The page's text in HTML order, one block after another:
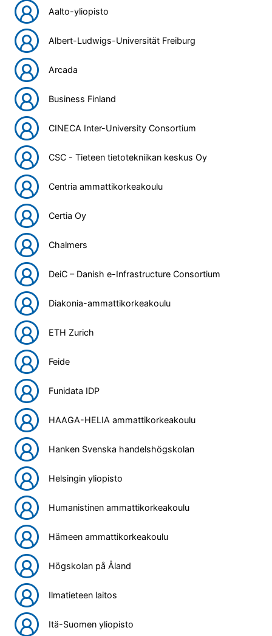
Aalto-yliopisto
Albert-Ludwigs-Universität Freiburg
Arcada
Business Finland
CINECA Inter-University Consortium
CSC - Tieteen tietotekniikan keskus Oy
Centria ammattikorkeakoulu
Certia Oy
Chalmers
DeiC – Danish e-Infrastructure Consortium
Diakonia-ammattikorkeakoulu
ETH Zurich
Feide
Funidata IDP
HAAGA-HELIA ammattikorkeakoulu
Hanken Svenska handelshögskolan
Helsingin yliopisto
Humanistinen ammattikorkeakoulu
Hämeen ammattikorkeakoulu
Högskolan på Åland
Ilmatieteen laitos
Itä-Suomen yliopisto